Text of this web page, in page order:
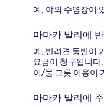
예, 야외 수영장이
마마카 발리에
예, 반려견 동반이
요금이 청구됩니다
이/물 그릇 이용이
마마카 발리에